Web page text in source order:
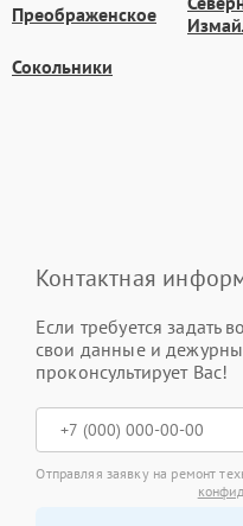
Преображенское
Сокольники
Контактная
Если требуется задать
свои данные и
проконсультирует Вас!
Отправляя заявку на ремонт